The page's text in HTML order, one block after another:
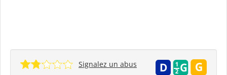
Signalez un abus